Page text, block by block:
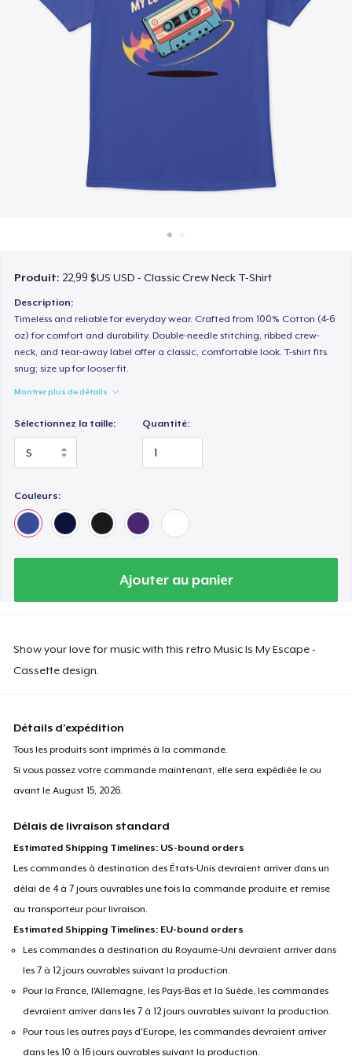
Vendez partout
Vendre n'importe quoi
Produit: 22,99 $US USD - Classic Crew Neck T-Shirt
Description:
Timeless and reliable for everyday wear. Crafted from 100% Cotton (4-6
oz) for comfort and durability. Double-needle stitching, ribbed crew-
neck, and tear-away label offer a classic, comfortable look. T-shirt fits
snug; size up for looser fit.
Montrer plus de détails
Sélectionnez la taille: Quantité:
Couleurs:
Ajouter au panier
Show your love for music with this retro Music Is My Escape -
Cassette design.
Détails d'expédition
Tous les produits sont imprimés à la commande.
Si vous passez votre commande maintenant, elle sera expédiée le ou
avant leAugust 15, 2026
Délais de livraison standard
Estimated Shipping Timelines: US-bound orders
Les commandes à destination des États-Unis devraient arriver dans un
délai de 4 à 7 jours ouvrables une fois la commande produite et remise
au transporteur pour livraison.
Estimated Shipping Timelines: EU-bound orders
Les commandes à destination du Royaume-Uni devraient arriver dans
les 7 à 12 jours ouvrables suivant la production.
Pour la France, l'Allemagne, les Pays-Bas et la Suède, les commandes
devraient arriver dans les 7 à 12 jours ouvrables suivant la production.
Pour tous les autres pays d'Europe, les commandes devraient arriver
dans les 10 à 16 jours ouvrables suivant la production.